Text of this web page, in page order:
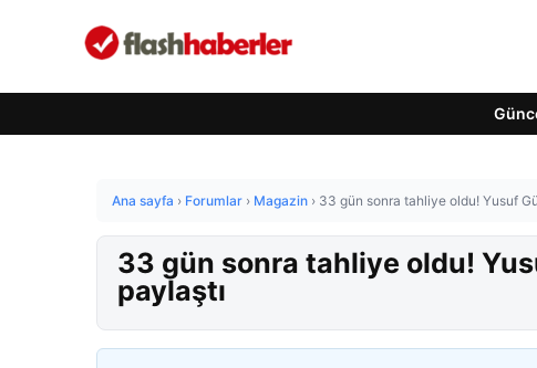
Ana sayfa › Forumlar › Magazin › 33 gün sonra tahliye oldu! Yusuf
33 gün sonra tahliye oldu!
paylaştı